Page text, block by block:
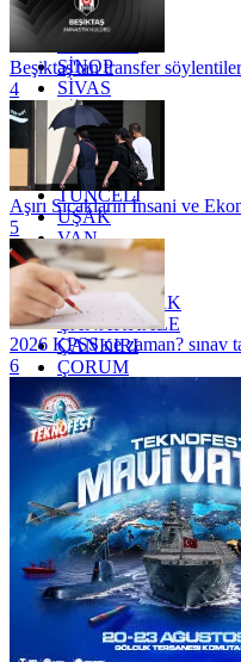
SAKARYA
SİNOP
SİVAS
SİİRT
TEKİRDAĞ
TOKAT
TRABZON
TUNCELİ
UŞAK
VAN
YALOVA
YOZGAT
ZONGULDAK
ÇANAKKALE
ÇANKIRI
ÇORUM
İSTANBUL
İZMİR
ŞANLIURFA
ŞIRNAK
Beşiktaş'tan transfer
4
Aşırı Sıcakların İnsani ve
5
2026 KPSS ne zaman? sınav
6